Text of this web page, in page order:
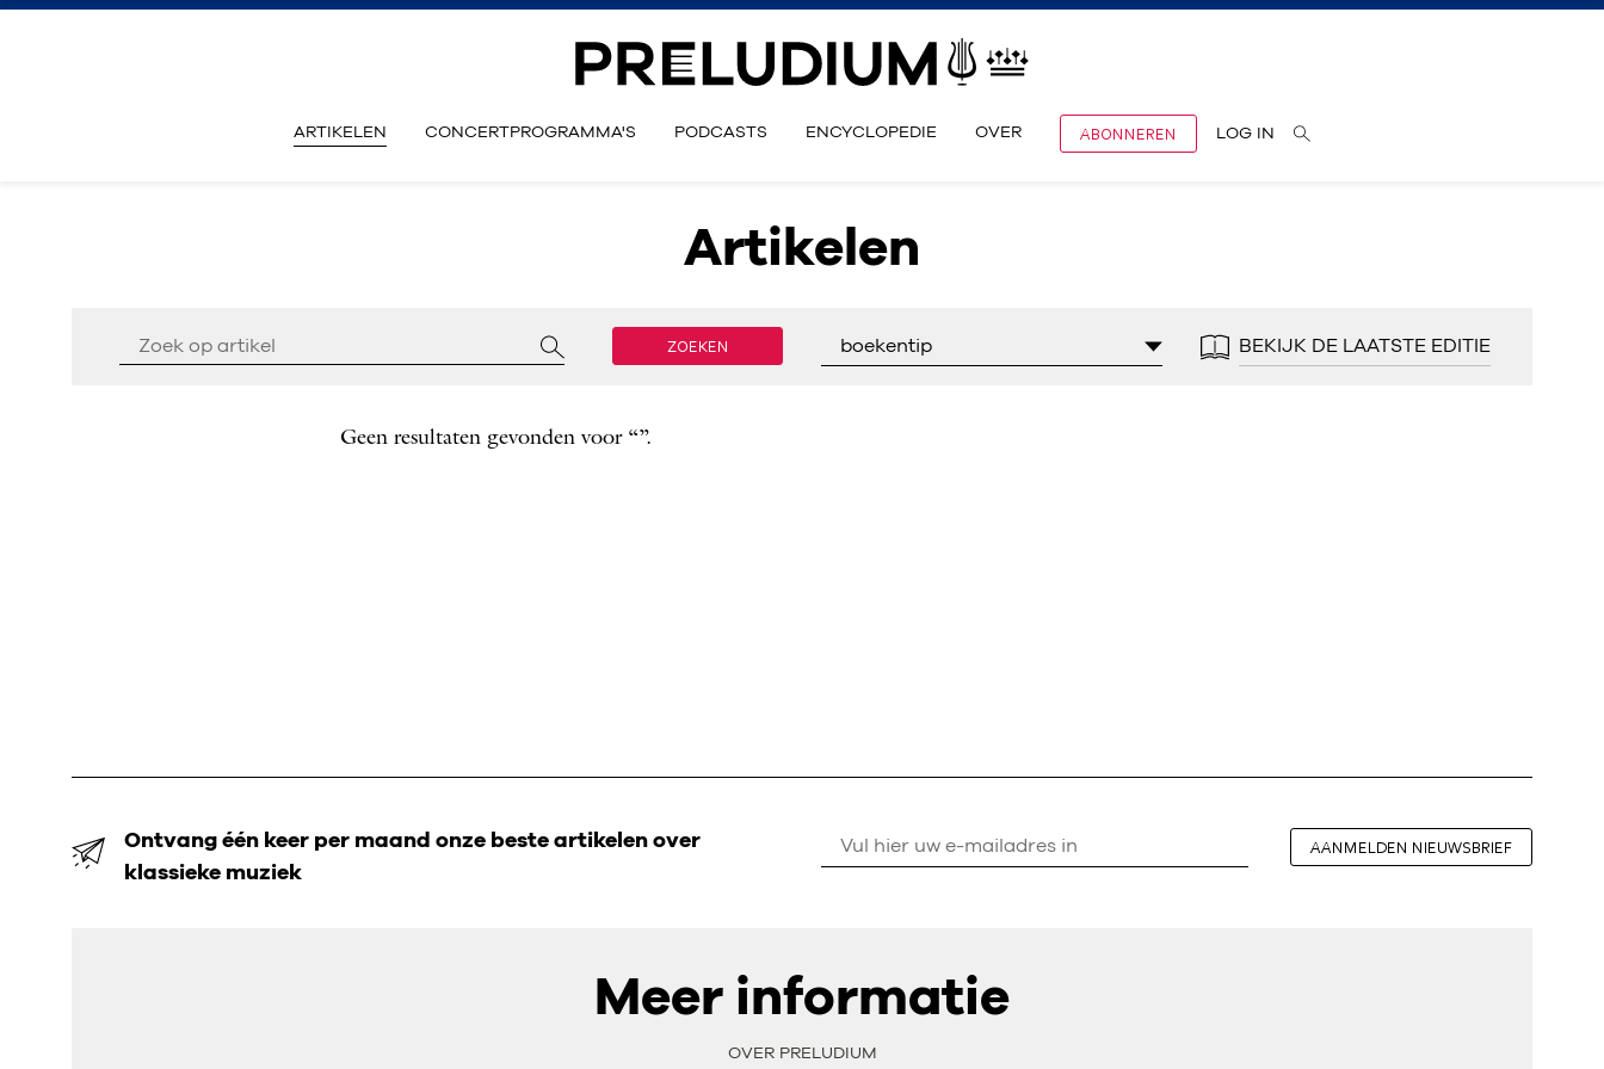
ARTIKELEN CONCERTPROGRAMMA'S PODCASTS ENCYCLOPEDIE OVER ABONNEREN LOG IN
Artikelen
ZOEKEN boekentip BEKIJK DE LAATSTE EDITIE
Geen resultaten gevonden voor “”.
Ontvang één keer per maand onze beste artikelen over
klassieke muziek
AANMELDEN NIEUWSBRIEF
Meer informatie
OVER PRELUDIUM